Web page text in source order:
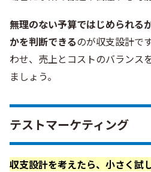
無理のない予算ではじめられる
かを判断できるのが収支設計で
わせ、売上とコストのバランス
ましょう。
テストマーケティング
収支設計を考えたら、小さく試